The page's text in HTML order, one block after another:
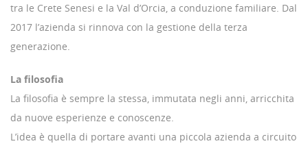
tra le Crete Senesi e la Val d’Orcia, a conduzione familiare. Dal
2017 l’azienda si rinnova con la gestione della terza
generazione.
La filosofia
La filosofia è sempre la stessa, immutata negli anni, arricchita
da nuove esperienze e conoscenze.
L’idea è quella di portare avanti una piccola azienda a circuito